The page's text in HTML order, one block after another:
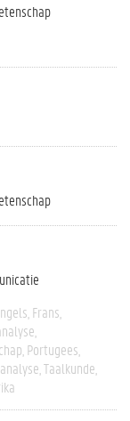
Frans
Portugees
Taalkunde